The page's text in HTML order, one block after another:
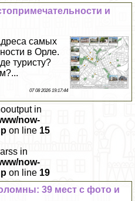
и
самых
в Орле.
туристу?
07 08 2026 19:17:44
in
now-
on line 15
in
now-
on line 19
39 мест с фото и